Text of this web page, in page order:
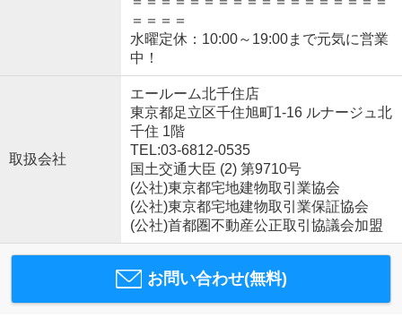
＝＝＝＝
水曜定休：10:00～19:00まで元気に営業
中！
取扱会社
エールーム北千住店
東京都足立区千住旭町1-16 ルナージュ北
千住 1階
TEL:03-6812-0535
国土交通大臣 (2) 第9710号
(公社)東京都宅地建物取引業協会
(公社)東京都宅地建物取引業保証協会
(公社)首都圏不動産公正取引協議会加盟
お問い合わせ(無料)